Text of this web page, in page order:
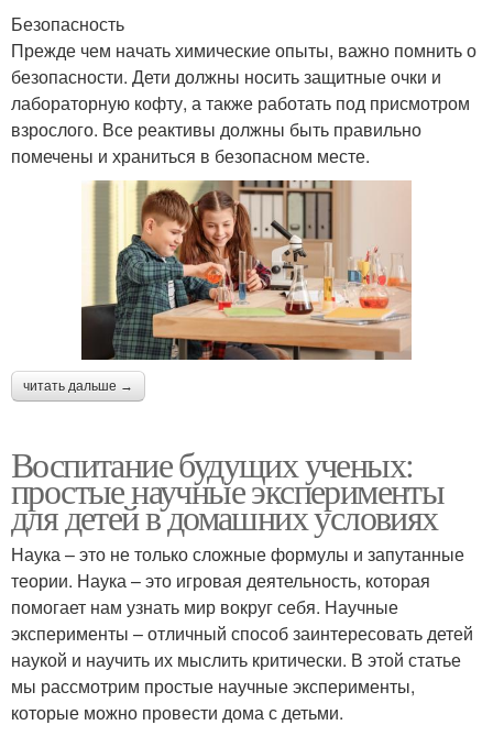
Безопасность
Прежде чем начать химические опыты, важно помнить о
безопасности. Дети должны носить защитные очки и
лабораторную кофту, а также работать под присмотром
взрослого. Все реактивы должны быть правильно
помечены и храниться в безопасном месте.
читать дальше →
Воспитание будущих ученых:
простые научные эксперименты
для детей в домашних условиях
Наука – это не только сложные формулы и запутанные
теории. Наука – это игровая деятельность, которая
помогает нам узнать мир вокруг себя. Научные
эксперименты – отличный способ заинтересовать детей
наукой и научить их мыслить критически. В этой статье
мы рассмотрим простые научные эксперименты,
которые можно провести дома с детьми.